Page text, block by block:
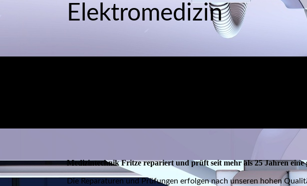
Elektromedizin
Medizintechnik Fritze repariert und prüft seit mehr als 25 Jahren eine
Die Reparaturen und Prüfungen erfolgen nach unseren hohen